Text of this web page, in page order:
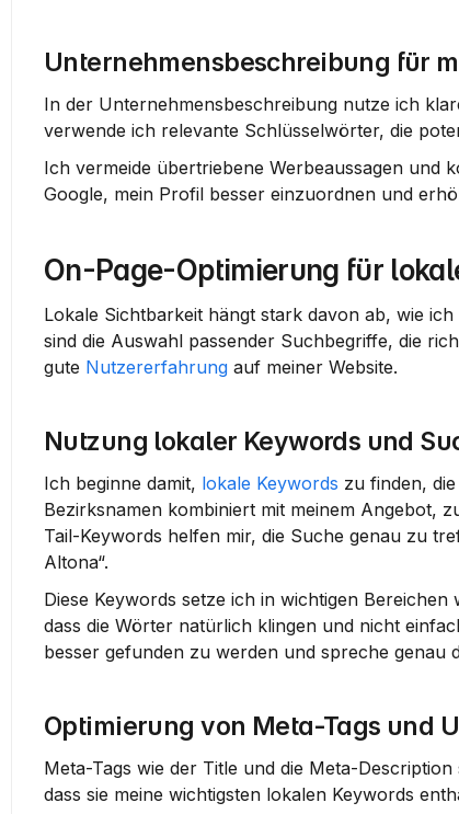
Unternehmensbeschreibung für
In der Unternehmensbeschreibung nutze ich
verwende ich relevante Schlüsselwörter, die
Ich vermeide übertriebene Werbeaussagen und
Google, mein Profil besser einzuordnen und
On-Page-Optimierung für
Lokale Sichtbarkeit hängt stark davon ab, wie
sind die Auswahl passender Suchbegriffe, die
gute Nutzererfahrung auf meiner Website.
Nutzung lokaler Keywords und
Ich beginne damit, lokale Keywords zu finden,
Bezirksnamen kombiniert mit meinem Angebot,
Tail-Keywords helfen mir, die Suche genau zu
Altona“.
Diese Keywords setze ich in wichtigen
dass die Wörter natürlich klingen und nicht
besser gefunden zu werden und spreche genau
Optimierung von Meta-Tags und
Meta-Tags wie der Title und die Meta-Description
dass sie meine wichtigsten lokalen Keywords